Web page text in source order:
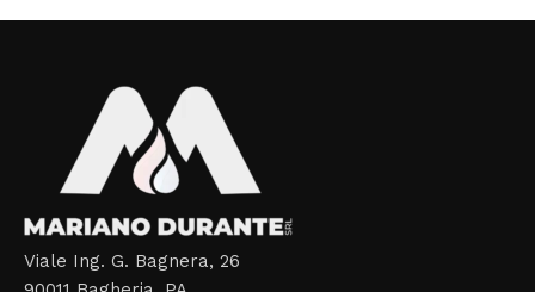
Viale Ing. G. Bagnera, 26